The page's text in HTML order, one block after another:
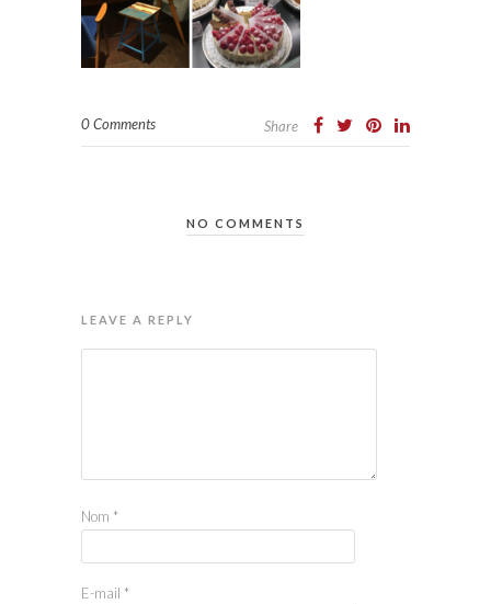
0 Comments Share
NO COMMENTS
LEAVE A REPLY
Nom *
E-mail *